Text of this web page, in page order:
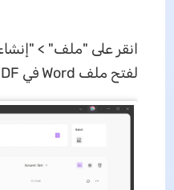
لفتح ملف Word في UPDF.